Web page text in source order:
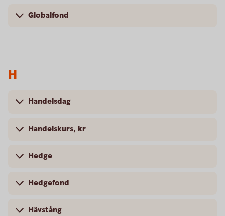
Globalfond
H
Handelsdag
Handelskurs, kr
Hedge
Hedgefond
Hävstång